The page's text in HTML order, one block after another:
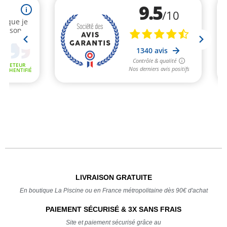
LIVRAISON GRATUITE
En boutique La Piscine ou en France métropolitaine dès 90€ d'achat
PAIEMENT SÉCURISÉ & 3X SANS FRAIS
Site et paiement sécurisé grâce au